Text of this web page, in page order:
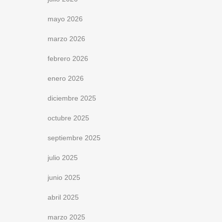
mayo 2026
marzo 2026
febrero 2026
enero 2026
diciembre 2025
octubre 2025
septiembre 2025
julio 2025
junio 2025
abril 2025
marzo 2025